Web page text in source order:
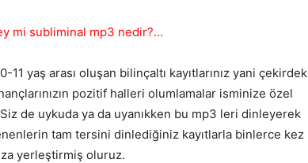
mi subliminal mp3 nedir?…
yaş arası oluşan bilinçaltı kayıtlarınız yani çekirdek
pozitif halleri olumlamalar isminize özel
de uykuda ya da uyanıkken bu mp3 leri dinleyerek
tam tersini dinlediğiniz kayıtlarla binlerce kez
yerleştirmiş oluruz.